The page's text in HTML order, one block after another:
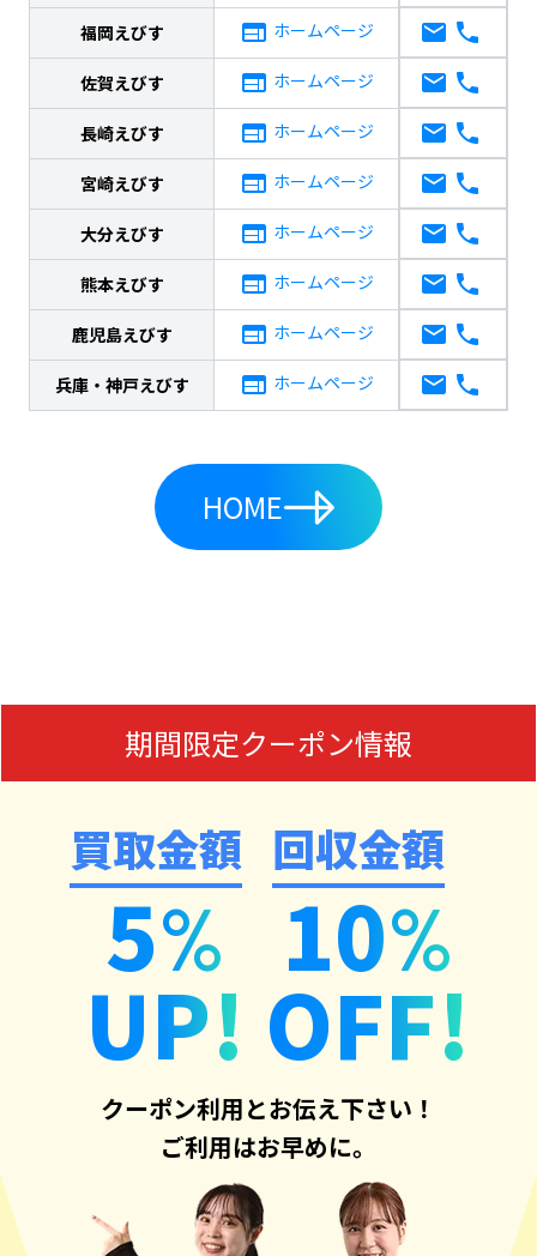
福岡えびす ホームページ
佐賀えびす ホームページ
長崎えびす ホームページ
宮崎えびす ホームページ
大分えびす ホームページ
熊本えびす ホームページ
鹿児島えびす ホームページ
兵庫・神戸えびす ホームページ
HOME
期間限定クーポン情報
買取金額
5%
UP!
回収金額
10%
OFF!
クーポン利用とお伝え下さい！
ご利用はお早めに。